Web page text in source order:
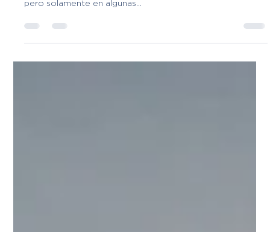
Por Patricia Malagón para DirigentesDigital.com Los
pero solamente en algunas...